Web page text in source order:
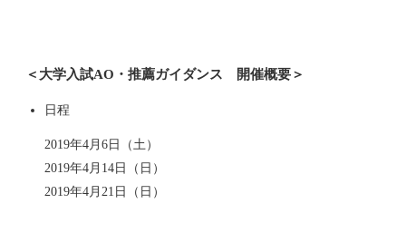
＜大学入試AO・推薦ガイダンス 開催概要＞
日程
2019年4月6日（土）
2019年4月14日（日）
2019年4月21日（日）